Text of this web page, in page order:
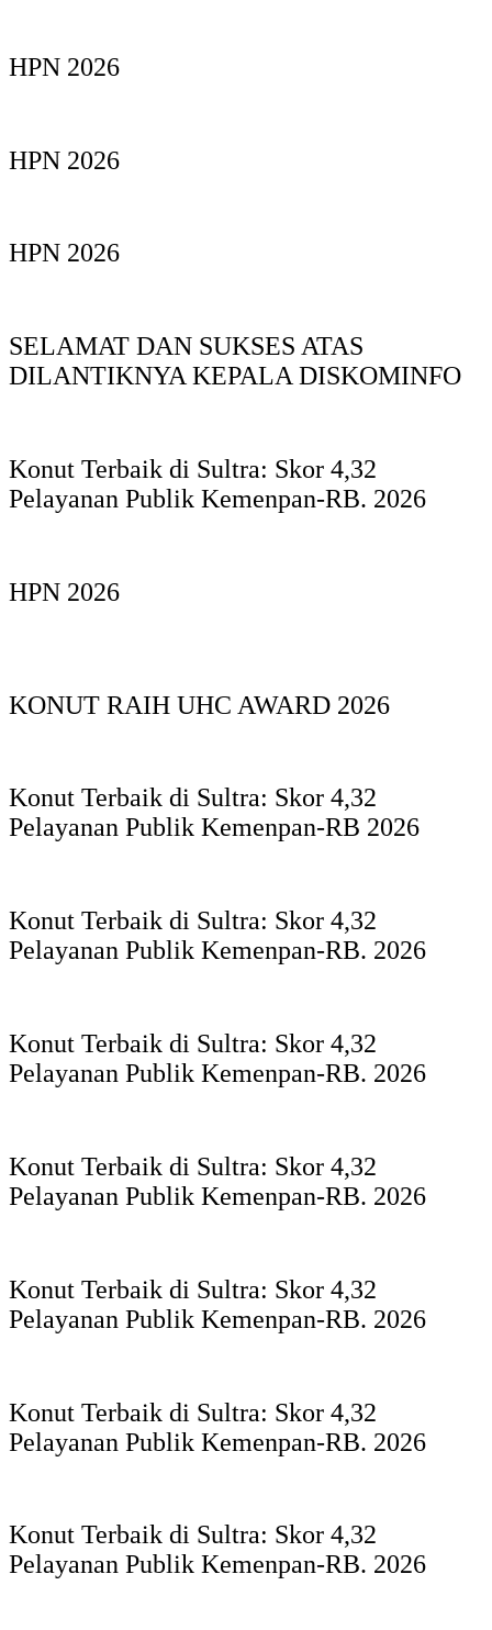
HPN 2026
HPN 2026
HPN 2026
SELAMAT DAN SUKSES ATAS
DILANTIKNYA KEPALA DISKOMINFO
Konut Terbaik di Sultra: Skor 4,32
Pelayanan Publik Kemenpan-RB. 2026
HPN 2026
KONUT RAIH UHC AWARD 2026
Konut Terbaik di Sultra: Skor 4,32
Pelayanan Publik Kemenpan-RB 2026
Konut Terbaik di Sultra: Skor 4,32
Pelayanan Publik Kemenpan-RB. 2026
Konut Terbaik di Sultra: Skor 4,32
Pelayanan Publik Kemenpan-RB. 2026
Konut Terbaik di Sultra: Skor 4,32
Pelayanan Publik Kemenpan-RB. 2026
Konut Terbaik di Sultra: Skor 4,32
Pelayanan Publik Kemenpan-RB. 2026
Konut Terbaik di Sultra: Skor 4,32
Pelayanan Publik Kemenpan-RB. 2026
Konut Terbaik di Sultra: Skor 4,32
Pelayanan Publik Kemenpan-RB. 2026